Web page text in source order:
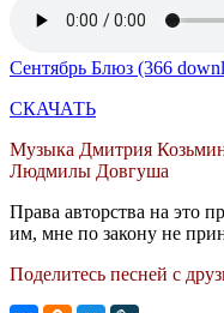
Сентябрь Блюз (366
СКАЧАТЬ
Музыка Дмитрия
Людмилы Довгуша
Права авторства на это
им, мне по закону не
Поделитесь песней с